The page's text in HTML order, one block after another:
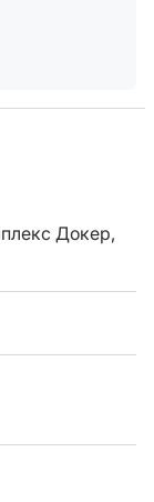
Докер,